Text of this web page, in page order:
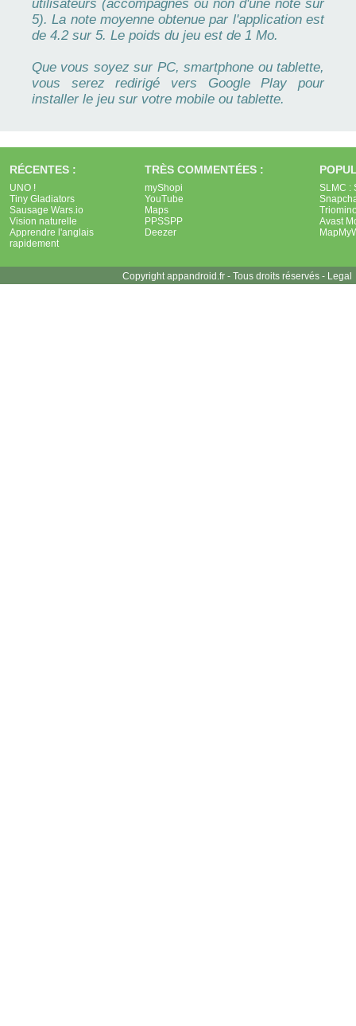
utilisateurs (accompagnés ou non d'une note sur
5). La note moyenne obtenue par l'application est
de 4.2 sur 5. Le poids du jeu est de 1 Mo.
Que vous soyez sur PC, smartphone ou tablette,
vous serez redirigé vers Google Play pour
installer le jeu sur votre mobile ou tablette.
RÉCENTES :
UNO !
Tiny Gladiators
Sausage Wars.io
Vision naturelle
Apprendre l'anglais
rapidement
TRÈS COMMENTÉES :
myShopi
YouTube
Maps
PPSSPP
Deezer
SLMC :
Avast
Copyright appandroid.fr - Tous droits réservés - Legal